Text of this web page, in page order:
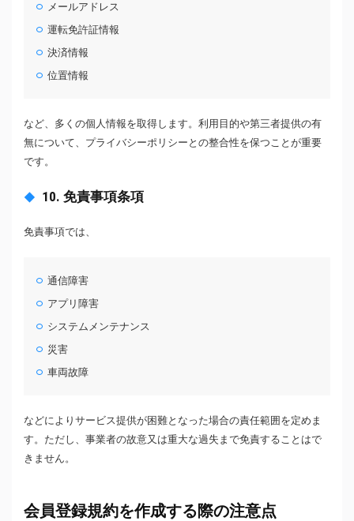
メールアドレス
運転免許証情報
決済情報
位置情報
など、多くの個人情報を取得します。利用目的や第三者提供の有
無について、プライバシーポリシーとの整合性を保つことが重要
です。
10. 免責事項条項
免責事項では、
通信障害
アプリ障害
システムメンテナンス
災害
車両故障
などによりサービス提供が困難となった場合の責任範囲を定めま
す。ただし、事業者の故意又は重大な過失まで免責することはで
きません。
会員登録規約を作成する際の注意点